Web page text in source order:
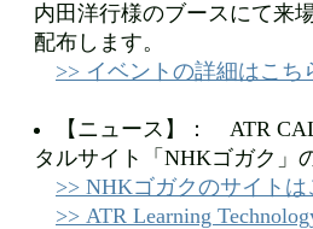
内田洋行様のブースにて来
配布します。
>> イベントの詳細はこち
【ニュース】： ATR
タルサイト「NHKゴガク」
>> NHKゴガクのサイトは
>> ATR Learning